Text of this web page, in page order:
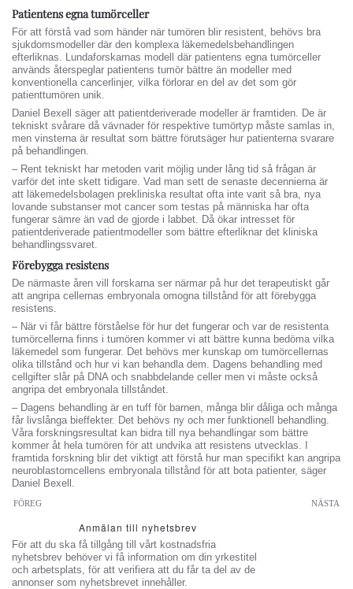
Patientens egna tumörceller
För att förstå vad som händer när tumören blir resistent, behövs bra
sjukdomsmodeller där den komplexa läkemedelsbehandlingen
efterliknas. Lundaforskarnas modell där patientens egna tumörceller
används återspeglar patientens tumör bättre än modeller med
konventionella cancerlinjer, vilka förlorar en del av det som gör
patienttumören unik.
Daniel Bexell säger att patientderiverade modeller är framtiden. De är
tekniskt svårare då vävnader för respektive tumörtyp måste samlas in,
men vinsterna är resultat som bättre förutsäger hur patienterna svarare
på behandlingen.
– Rent tekniskt har metoden varit möjlig under lång tid så frågan är
varför det inte skett tidigare. Vad man sett de senaste decennierna är
att läkemedelsbolagen prekliniska resultat ofta inte varit så bra, nya
lovande substanser mot cancer som testas på människa har ofta
fungerar sämre än vad de gjorde i labbet. Då ökar intresset för
patientderiverade patientmodeller som bättre efterliknar det kliniska
behandlingssvaret.
Förebygga resistens
De närmaste åren vill forskarna ser närmar på hur det terapeutiskt går
att angripa cellernas embryonala omogna tillstånd för att förebygga
resistens. ­
– När vi får bättre förståelse för hur det fungerar och var de resistenta
tumörcellerna finns i tumören kommer vi att bättre kunna bedöma vilka
läkemedel som fungerar. Det behövs mer kunskap om tumörcellernas
olika tillstånd och hur vi kan behandla dem. Dagens behandling med
cellgifter slår på DNA och snabbdelande celler men vi måste också
angripa det embryonala tillståndet.
– Dagens behandling är en tuff för barnen, många blir dåliga och många
får livslånga bieffekter. Det behövs ny och mer funktionell behandling.
Våra forskningsresultat kan bidra till nya behandlingar som bättre
kommer åt hela tumören för att undvika att resistens utvecklas. I
framtida forskning blir det viktigt att förstå hur man specifikt kan angripa
neuroblastomcellens embryonala tillstånd för att bota patienter, säger
Daniel Bexell.
FÖREG NÄSTA
Anmälan till nyhetsbrev
För att du ska få tillgång till vårt kostnadsfria
nyhetsbrev behöver vi få information om din yrkestitel
och arbetsplats, för att verifiera att du får ta del av de
annonser som nyhetsbrevet innehåller.